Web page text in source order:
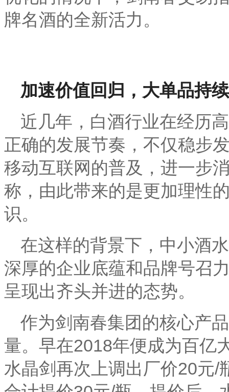
牌名酒的全新活力。
加速价值回归，大单品持
近几年，白酒行业在经历
正确的发展节奏，不仅稳步
移动互联网的普及，进一步
称，由此带来的是更加理性
识。
在这样的背景下，中小酒
深厚的企业底蕴和品牌号召
呈现出齐头并进的态势。
作为剑南春集团的核心产
量。早在2018年便成为百亿
水晶剑再次上调出厂价20元/